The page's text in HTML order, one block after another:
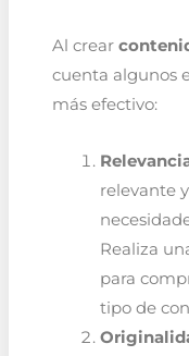
Al crear
cuenta algunos
más efectivo:
relevante
Realiza
para
tipo de